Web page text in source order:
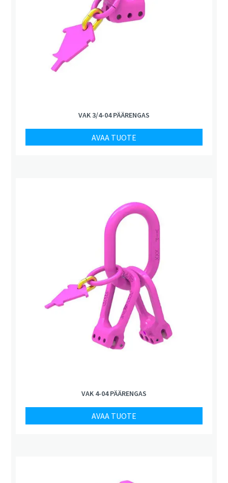
VAK 3/4-04 PÄÄRENGAS
AVAA TUOTE
VAK 4-04 PÄÄRENGAS
AVAA TUOTE